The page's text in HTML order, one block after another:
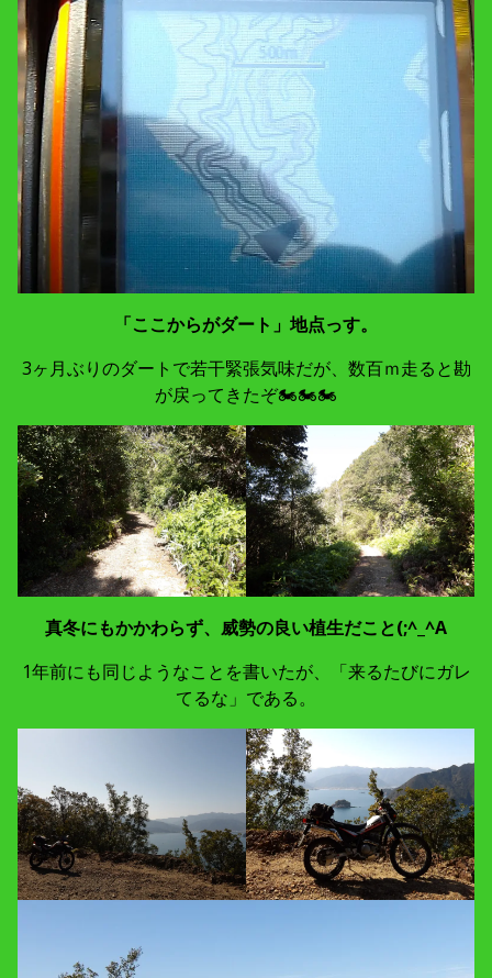
「ここからがダート」地点っす。
3ヶ月ぶりのダートで若干緊張気味だが、数百ｍ走ると勘
が戻ってきたぞ🏍🏍🏍
真冬にもかかわらず、威勢の良い植生だこと(;^_^A
1年前にも同じようなことを書いたが、「来るたびにガレ
てるな」である。